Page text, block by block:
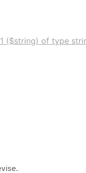
($string) of type